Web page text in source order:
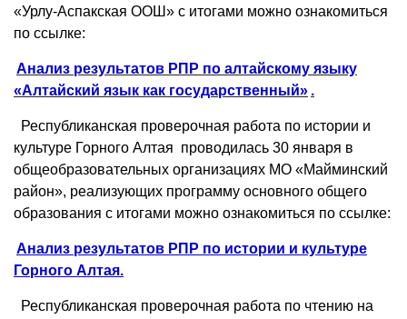
«Урлу-Аспакская ООШ» с итогами можно ознакомиться
по ссылке:
Анализ результатов РПР по алтайскому языку
«Алтайский язык как государственный» .
Республиканская проверочная работа по истории и
культуре Горного Алтая проводилась 30 января в
общеобразовательных организациях МО «Майминский
район», реализующих программу основного общего
образования с итогами можно ознакомиться по ссылке:
Анализ результатов РПР по истории и культуре
Горного Алтая.
Республиканская проверочная работа по чтению на